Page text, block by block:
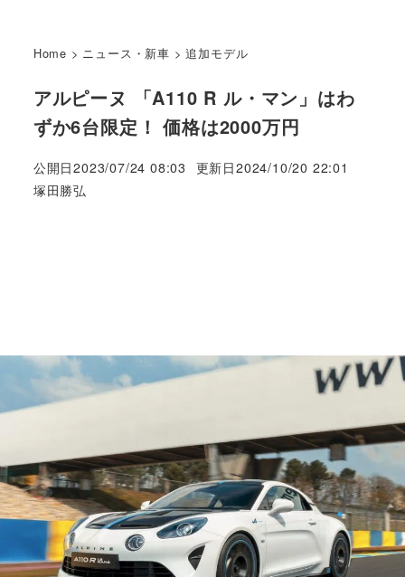
Home > ニュース・新車 >追加モデル
アルピーヌ 「A110 R ル・マン」はわ
ずか6台限定！ 価格は2000万円
公開日2023/07/24 08:03 更新日2024/10/20 22:01
著
塚田勝弘